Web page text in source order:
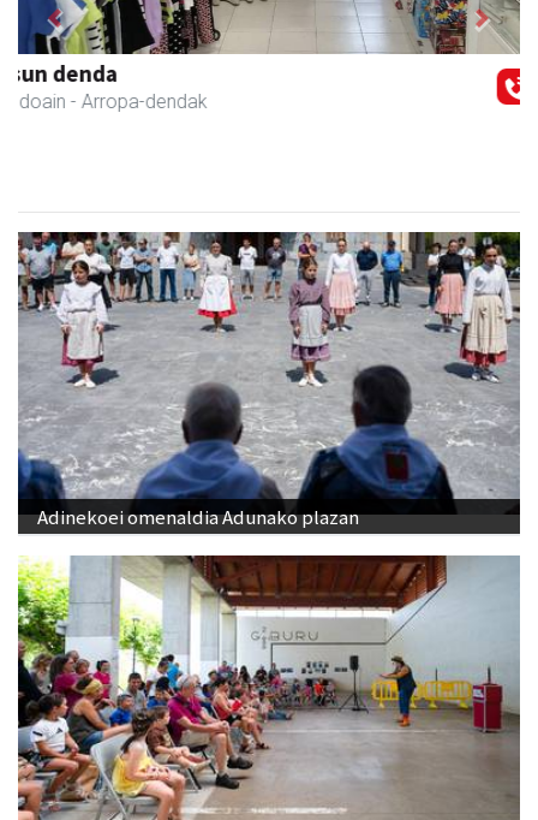
Danena taberna
Andoain -
Previous Next
Adinekoei omenaldia Adunako plazan